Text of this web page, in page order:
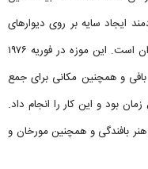
ایجاد سایه بر روی دیوارهای
داخلی، محافظت از موزه در برابر آفتاب داغ ایران است. این موزه در فوریه ۱۹۷۶
و همچنین مکانی برای جمع
بود و این کار را انجام داد.
بافندگی و همچنین مورخان و